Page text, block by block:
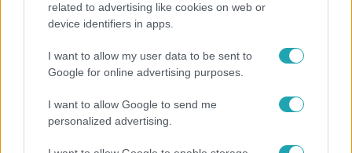
related to advertising like cookies on web or
device identifiers in apps.
I want to allow my user data to be sent to
Google for online advertising purposes.
I want to allow Google to send me
personalized advertising.
által vártnál nagyobb hőség?